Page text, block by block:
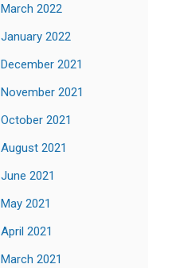
March 2022
January 2022
December 2021
November 2021
October 2021
August 2021
June 2021
May 2021
April 2021
March 2021